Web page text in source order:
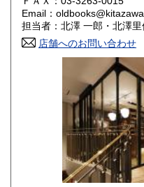
山口県 2,761
香川県 2,761円
2,761
3,025
3,025
3,025
Email：
担当者：北澤 一郎・北澤里
店舗へのお問い合わせ